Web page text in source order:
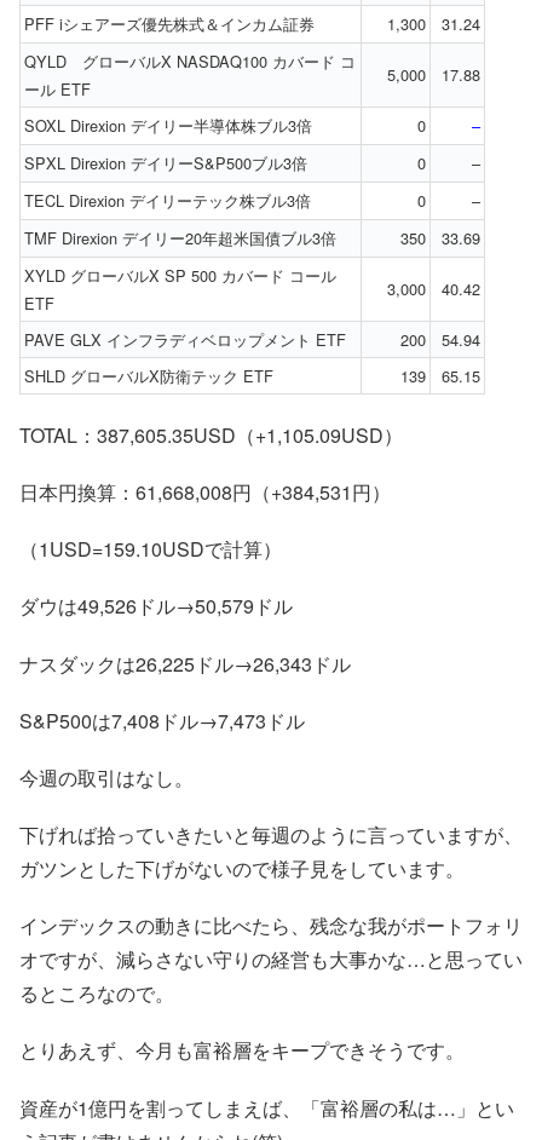
PFF iシェアーズ優先株式＆インカム証券 1,300
31.24
QYLD グローバルX NASDAQ100 カバード コ
ール ETF
5,000 17.88
SOXL Direxion デイリー半導体株ブル3倍 0
–
SPXL Direxion デイリーS&P500ブル3倍
0
–
TECL Direxion デイリーテック株ブル3倍
0
–
TMF Direxion デイリー20年超米国債ブル3倍
350
33.69
XYLD グローバルX SP 500 カバード コール
ETF
3,000 40.42
PAVE GLX インフラディベロップメント ETF 200
54.94
SHLD グローバルX防衛テック ETF
139 65.15
TOTAL：387,605.35USD（+1,105.09USD）
日本円換算：61,668,008円（+384,531円）
（1USD=159.10USDで計算）
ダウは49,526ドル→50,579ドル
ナスダックは26,225ドル→26,343ドル
S&P500は7,408ドル→7,473ドル
今週の取引はなし。
下げれば拾っていきたいと毎週のように言っていますが、
ガツンとした下げがないので様子見をしています。
インデックスの動きに比べたら、残念な我がポートフォリ
オですが、減らさない守りの経営も大事かな…と思ってい
るところなので。
とりあえず、今月も富裕層をキープできそうです。
資産が1億円を割ってしまえば、「富裕層の私は…」とい